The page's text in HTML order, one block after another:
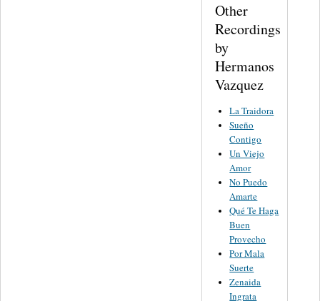
Other
Recordings
by
Hermanos
Vazquez
La Traidora
Sueño
Contigo
Un Viejo
Amor
No Puedo
Amarte
Qué Te Haga
Buen
Provecho
Por Mala
Suerte
Zenaida
Ingrata